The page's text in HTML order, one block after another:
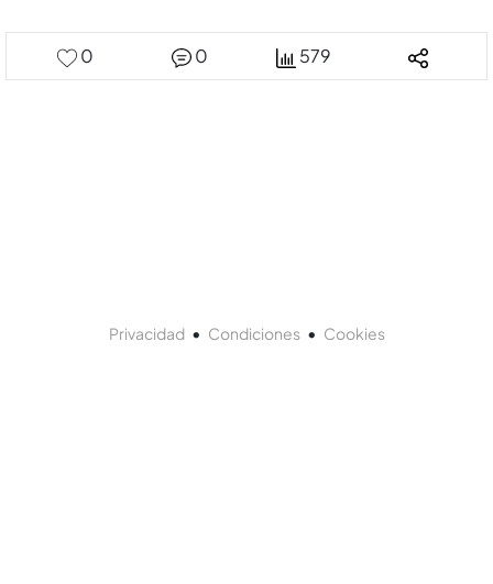
0 0 579
Privacidad• Condiciones• Cookies